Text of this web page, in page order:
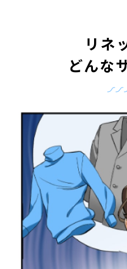
リネ
どんな